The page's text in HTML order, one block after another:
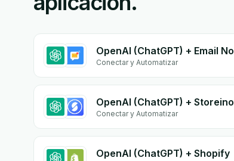
Conectar y Automatizar
OpenAI (ChatGPT) + Storeino
Conectar y Automatizar
OpenAI (ChatGPT) + Shopify